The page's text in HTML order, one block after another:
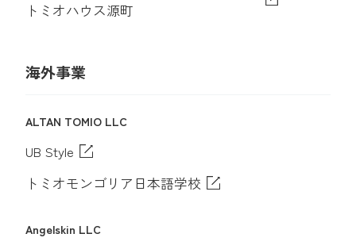
トミオハウス源町
海外事業
ALTAN TOMIO LLC
UB Style
トミオモンゴリア日本語学校
Angelskin LLC